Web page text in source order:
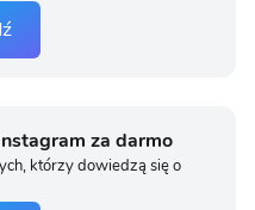
za darmo
którzy dowiedzą się o